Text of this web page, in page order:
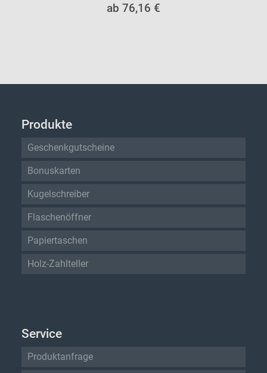
ab 76,16 €
Produkte
Geschenkgutscheine
Bonuskarten
Kugelschreiber
Flaschenöffner
Papiertaschen
Holz-Zahlteller
Service
Produktanfrage